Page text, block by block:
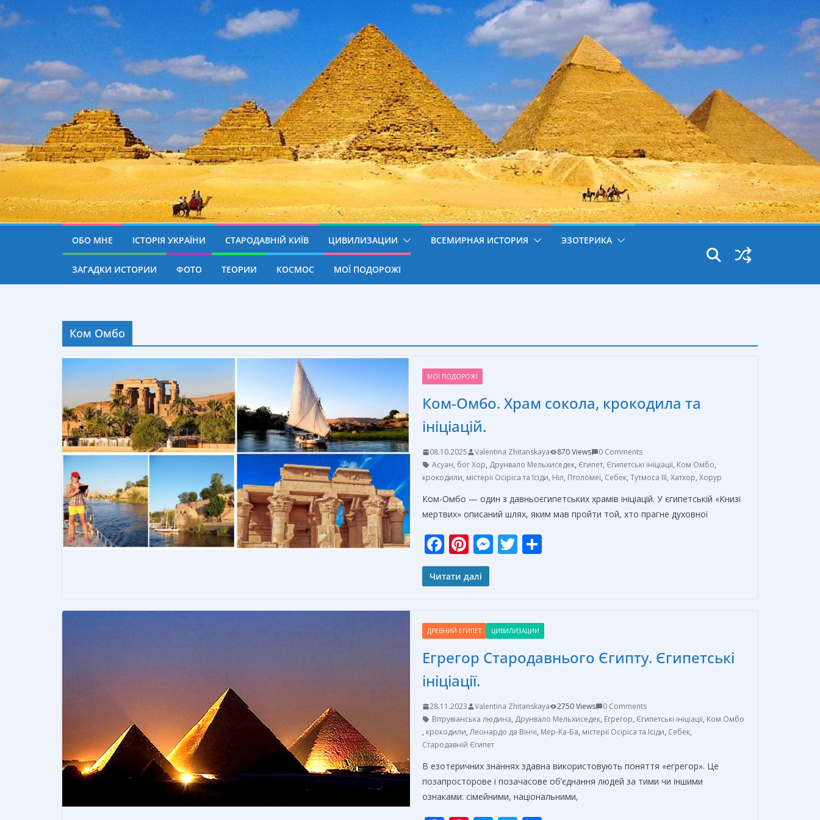
ОБО МНЕ ІСТОРІЯ УКРАЇНИ СТАРОДАВНІЙ КИЇВ ЦИВИЛИЗАЦИИ ВСЕМИРНАЯ ИСТОРИЯ ЭЗОТЕРИКА
ЗАГАДКИ ИСТОРИИ ФОТО ТЕОРИИ КОСМОС МОЇ ПОДОРОЖІ
Ком Омбо
МОЇ ПОДОРОЖІ
Ком-Омбо. Храм сокола, крокодила та
ініціацій.
08.10.2025 Valentina Zhitanskaya 870 Views
0 Comments
Асуан, бог Хор, Друнвало Мельхиседек, Єгипет, Єгипетські ініціації, Ком Омбо,
крокодили, містерії Осіріса та Ісіди, Ніл, Птоломеї, Себек, Тутмоса III, Хатхор, Хорур
Ком-Омбо — один з давньоєгипетських храмів ініціацій. У єгипетській «Книзі
мертвих» описаний шлях, яким мав пройти той, хто прагне духовної
F
ac
e
o
o
k
Pi
nt
er
st
M
n
g
er
T
а
в
и
ь
Читати далі
ДРЕВНИЙ ЕГИПЕТ ЦИВИЛИЗАЦИИ
Егрегор Стародавнього Єгипту. Єгипетські
ініціації.
28.11.2023 Valentina Zhitanskaya 2750 Views
0 Comments
Вітрувіанська людина, Друнвало Мельхиседек, Егрегор, Єгипетські ініціації, Ком Омбо
, крокодили,Леонардо да Вінчі, Мер-Ка-Ба, містерії Осіріса та Ісіди, Себек,
Стародавній Єгипет
В езотеричних знаннях здавна використовують поняття «егрегор». Це
позапросторове і позачасове об’єднання людей за тими чи іншими
ознаками: сімейними, національними,